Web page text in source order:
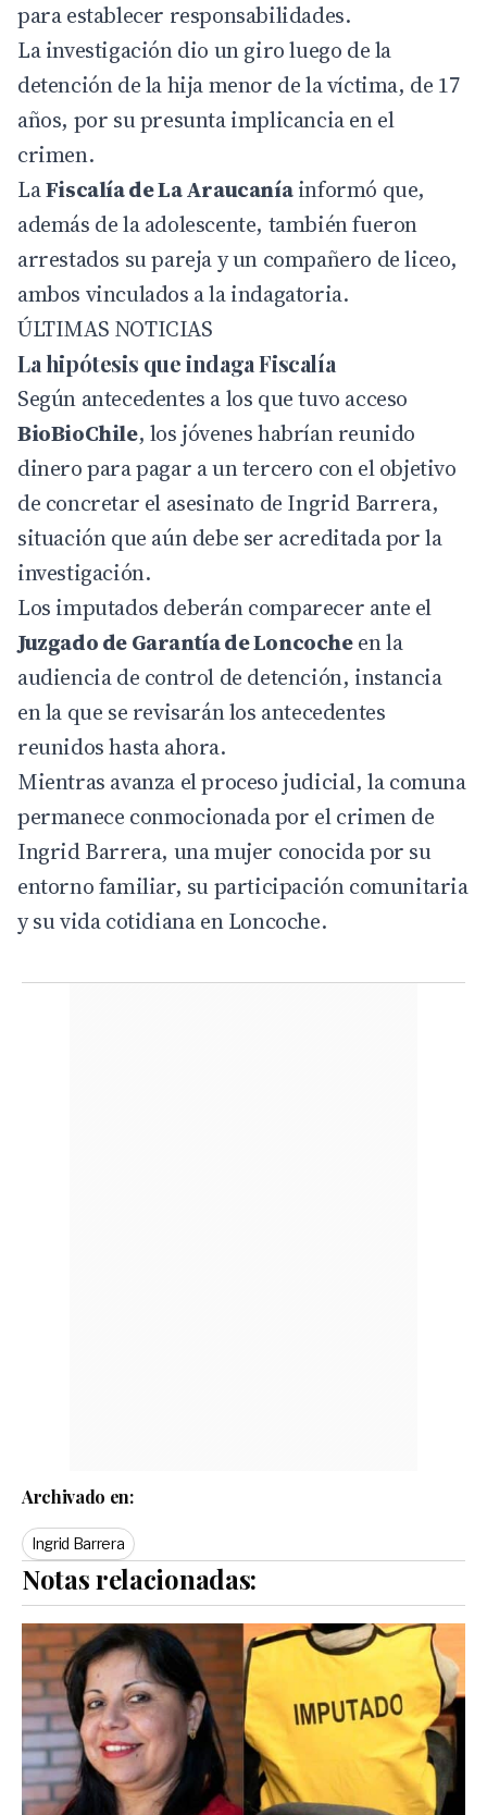
para establecer responsabilidades.
La investigación dio un giro luego de la
detención de la hija menor de la víctima, de 17
años, por su presunta implicancia en el
crimen.
LaFiscalía de La Araucaníainformó que,
además de la adolescente, también fueron
arrestados su pareja y un compañero de liceo,
ambos vinculados a la indagatoria.
ÚLTIMAS NOTICIAS
La hipótesis que indaga Fiscalía
Según antecedentes a los que tuvo acceso
BioBioChile, los jóvenes habrían reunido
dinero para pagar a un tercero con el objetivo
de concretar el asesinato de Ingrid Barrera,
situación que aún debe ser acreditada por la
investigación.
Los imputados deberán comparecer ante el
Juzgado de Garantía de Loncocheen la
audiencia de control de detención, instancia
en la que se revisarán los antecedentes
reunidos hasta ahora.
Mientras avanza el proceso judicial, la comuna
permanece conmocionada por el crimen de
Ingrid Barrera, una mujer conocida por su
entorno familiar, su participación comunitaria
y su vida cotidiana en Loncoche.
Archivado en:
Ingrid Barrera
Notas relacionadas: